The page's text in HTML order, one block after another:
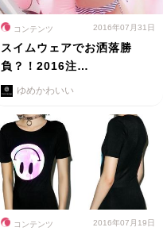
コンテンツ 2016年07月31日
スイムウェアでお洒落勝
負？！2016注…
ゆめかわいい
コンテンツ 2016年07月19日